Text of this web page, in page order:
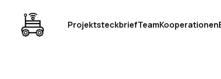
ProjektsteckbriefTeamKooperationen